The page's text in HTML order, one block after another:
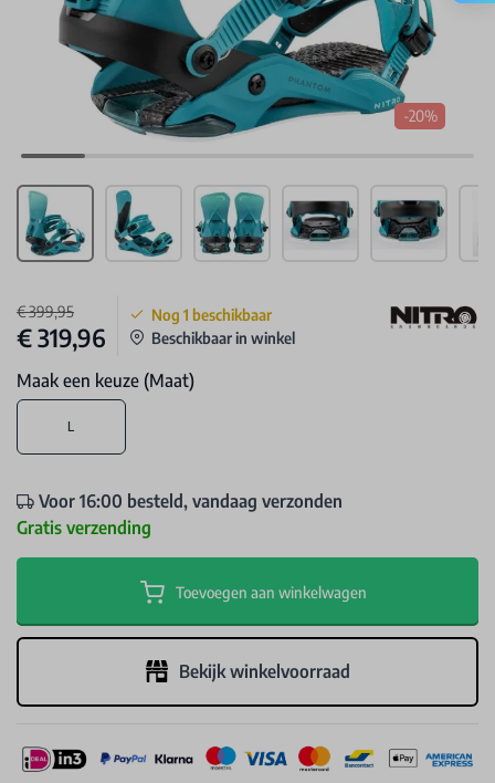
-20%
€ 399,95
€ 319,96
Nog 1 beschikbaar
Beschikbaar in winkel
Maak een keuze (Maat)
L
Voor 16:00 besteld, vandaag verzonden
Gratis verzending
Toevoegen aan winkelwagen
Bekijk winkelvoorraad